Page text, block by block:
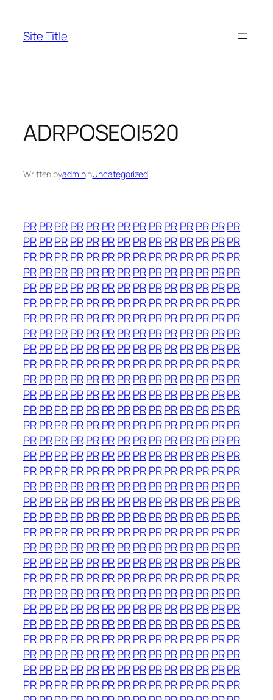
content
Site Title
ADRPOSEOI520
Written byadmininUncategorized
PRPRPRPRPR PRPRPRPRPRPRPR PRPR
PRPRPRPRPR PRPRPRPRPRPRPR PRPR
PRPRPRPRPR PRPRPRPRPRPRPR PRPR
PRPRPRPRPR PRPRPRPRPRPRPR PRPR
PRPRPRPRPR PRPRPRPRPRPRPR PRPR
PRPRPRPRPR PRPRPRPRPRPRPR PRPR
PRPRPRPRPR PRPRPRPRPRPRPR PRPR
PRPRPRPRPR PRPRPRPRPRPRPR PRPR
PRPRPRPRPR PRPRPRPRPRPRPR PRPR
PRPRPRPRPR PRPRPRPRPRPRPR PRPR
PRPRPRPRPR PRPRPRPRPRPRPR PRPR
PRPRPRPRPR PRPRPRPRPRPRPR PRPR
PRPRPRPRPR PRPRPRPRPRPRPR PRPR
PRPRPRPRPR PRPRPRPRPRPRPR PRPR
PRPRPRPRPR PRPRPRPRPRPRPR PRPR
PRPRPRPRPR PRPRPRPRPRPRPR PRPR
PRPRPRPRPR PRPRPRPRPRPRPR PRPR
PRPRPRPRPR PRPRPRPRPRPRPR PRPR
PRPRPRPRPR PRPRPRPRPRPRPR PRPR
PRPRPRPRPR PRPRPRPRPRPRPR PRPR
PRPRPRPRPR PRPRPRPRPRPRPR PRPR
PRPRPRPRPR PRPRPRPRPRPRPR PRPR
PRPRPRPRPR PRPRPRPRPRPRPR PRPR
PRPRPRPRPR PRPRPRPRPRPRPR PRPR
PRPRPRPRPR PRPRPRPRPRPRPR PRPR
PRPRPRPRPR PRPRPRPRPRPRPR PRPR
PRPRPRPRPR PRPRPRPRPRPRPR PRPR
PRPRPRPRPR PRPRPRPRPRPRPR PRPR
PRPRPRPRPR PRPRPRPRPRPRPR PRPR
PRPRPRPRPR PRPRPRPRPRPRPR PRPR
PRPRPRPRPR PRPRPRPRPRPRPR PRPR